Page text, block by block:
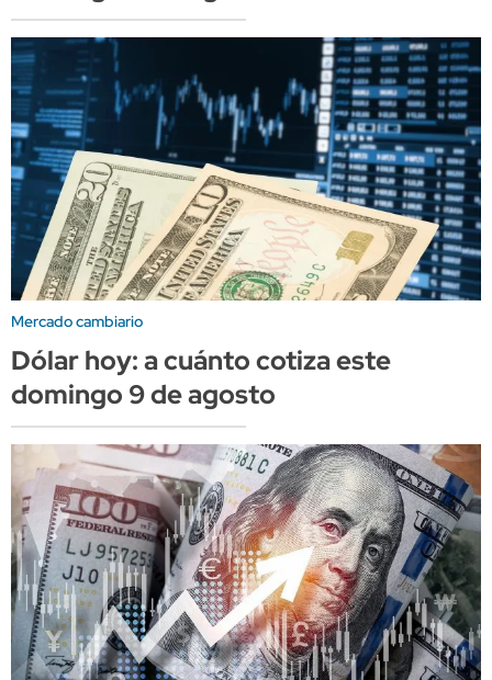
Mercado cambiario
Dólar hoy: a cuánto cotiza este
domingo 9 de agosto